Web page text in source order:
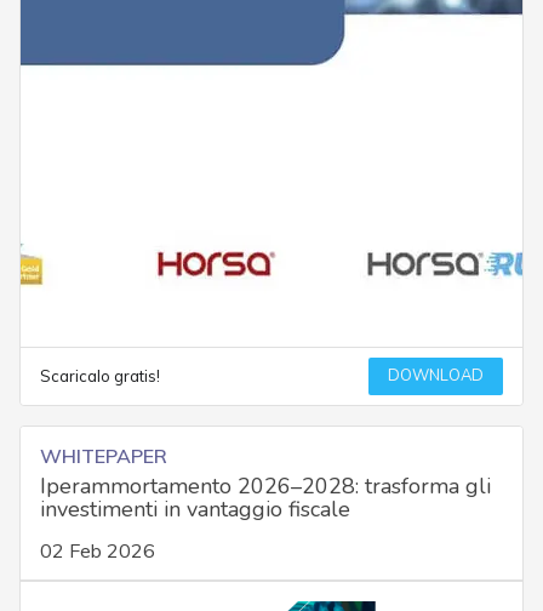
Scaricalo gratis! DOWNLOAD
WHITEPAPER
Iperammortamento 2026–2028: trasforma gli
investimenti in vantaggio fiscale
02 Feb 2026